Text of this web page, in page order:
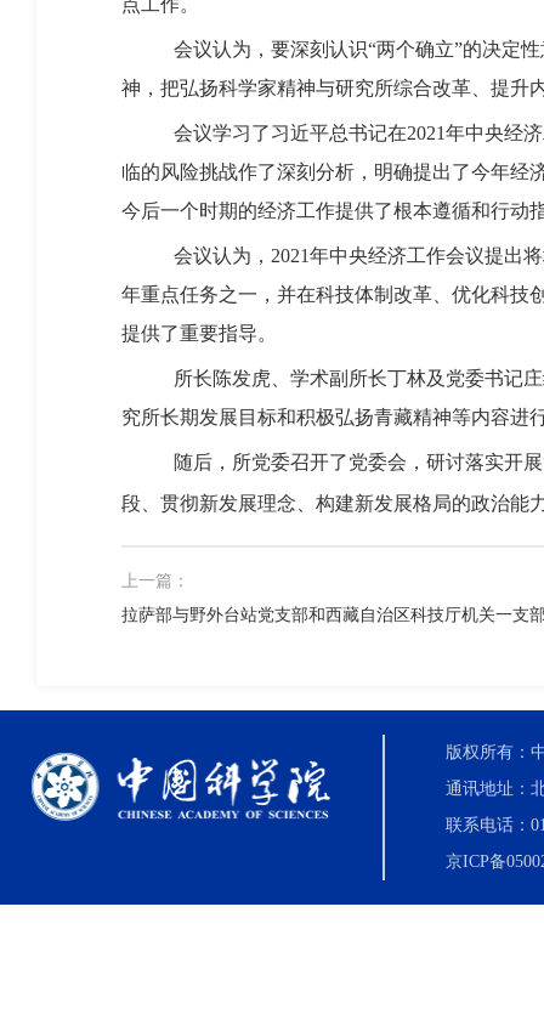
点工作。
会议认为，要深刻认识“两个确立”的决定
神，把弘扬科学家精神与研究所综合改革、提升
会议学习了习近平总书记在2021年中央经
临的风险挑战作了深刻分析，明确提出了今年经
今后一个时期的经济工作提供了根本遵循和行动
会议认为， 2021年中央经济工作会议提出
年重点任务之一，并在科技体制改革、优化科技
提供了重要指导。
所长陈发虎、学术副所长丁林及党委书记
究所长期发展目标和积极弘扬青藏精神等内容进
随后，所党委召开了党委会，研讨落实开
段、贯彻新发展理念、构建新发展格局的政治能
上一篇：
拉萨部与野外台站党支部和西藏自治区科技厅机关一支
版权所有：
通讯地址：
联系电话：
京ICP备